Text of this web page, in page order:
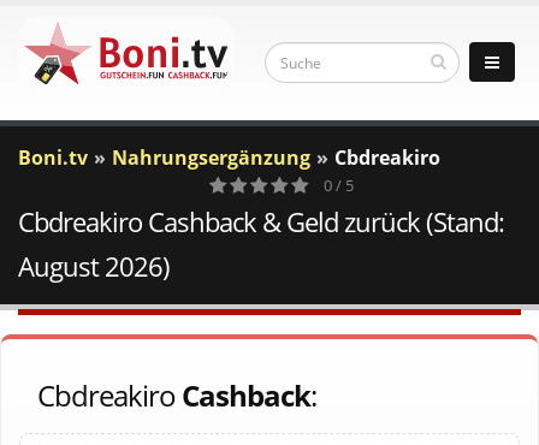
Boni.tv Nahrungsergänzung Cbdreakiro
0
Votes
0 / 5
Cbdreakiro Cashback & Geld zurück (Stand:
August 2026)
CbdreakiroCashback: